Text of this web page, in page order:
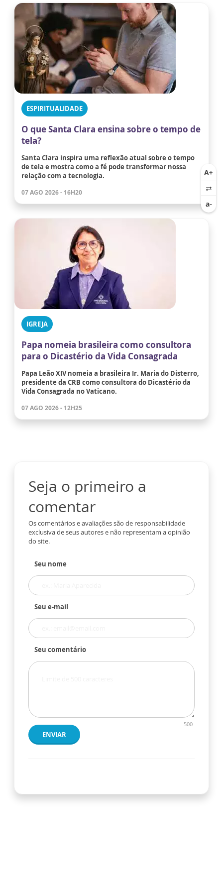
ESPIRITUALIDADE
O que Santa Clara ensina sobre o tempo de
tela?
Santa Clara inspira uma reflexão atual sobre o tempo
de tela e mostra como a fé pode transformar nossa
relação com a tecnologia.
07 AGO 2026 - 16H20
IGREJA
Papa nomeia brasileira como consultora
para o Dicastério da Vida Consagrada
Papa Leão XIV nomeia a brasileira Ir. Maria do Disterro,
presidente da CRB como consultora do Dicastério da
Vida Consagrada no Vaticano.
07 AGO 2026 - 12H25
Seja o primeiro a
comentar
Os comentários e avaliações são de responsabilidade
exclusiva de seus autores e não representam a opinião
do site.
Seu nome
Seu e-mail
Seu comentário
500
ENVIAR